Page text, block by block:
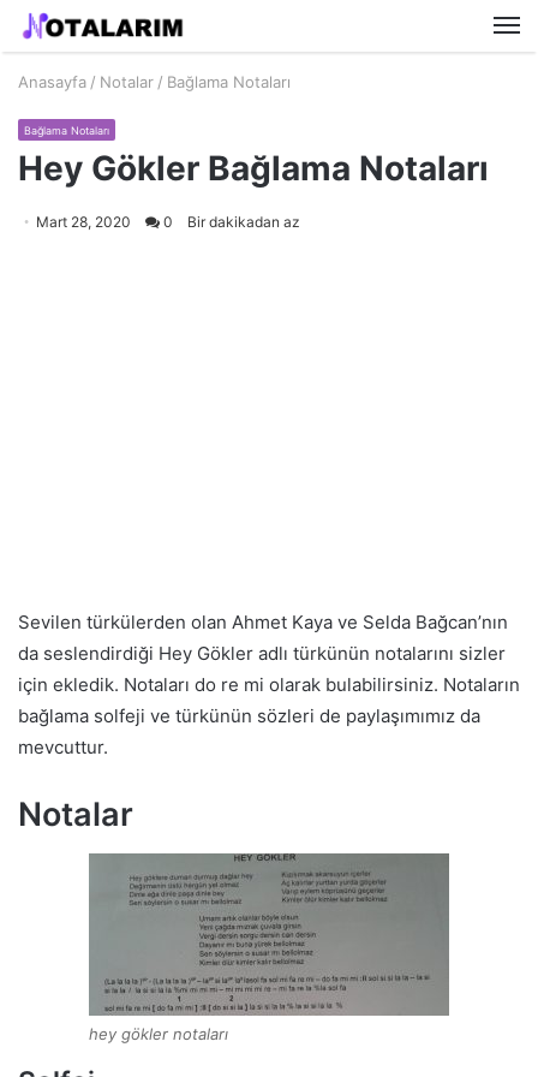
Anasayfa / Notalar / Bağlama Notaları
Bağlama Notaları
Hey Gökler Bağlama Notaları
Mart 28, 2020 0 Bir dakikadan az
Sevilen türkülerden olan Ahmet Kaya ve Selda Bağcan’nın
da seslendirdiği Hey Gökler adlı türkünün notalarını sizler
için ekledik. Notaları do re mi olarak bulabilirsiniz. Notaların
bağlama solfeji ve türkünün sözleri de paylaşımımız da
mevcuttur.
Notalar
hey gökler notaları